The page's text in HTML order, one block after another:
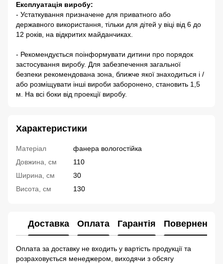
Експлуатація виробу:
- Устаткування призначене для приватного або
державного використання, тільки для дітей у віці від 6 до
12 років, на відкритих майданчиках.
- Рекомендується поінформувати дитини про порядок
застосування виробу. Для забезпечення загальної
безпеки рекомендована зона, ближче якої знаходиться і /
або розміщувати інші вироби заборонено, становить 1,5
м. На всі боки від проекції виробу.
Характеристики
Матеріал
фанера вологостійка
Довжина, см
110
Ширина, см
30
Висота, см
130
Доставка Оплата Гарантія Повернення
Оплата за доставку не входить у вартість продукції та
розраховується менеджером, виходячи з обсягу